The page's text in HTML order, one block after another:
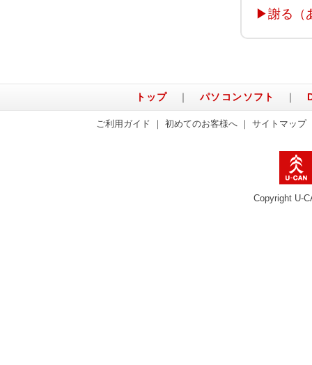
▶謝る（
トップ ｜ パソコンソフト ｜
ご利用ガイド ｜初めてのお客様へ ｜サイトマップ
Copyright U-